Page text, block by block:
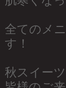
全てのメ
す！
秋スイー